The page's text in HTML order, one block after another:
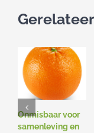
Onmisbaar voor
samenleving en